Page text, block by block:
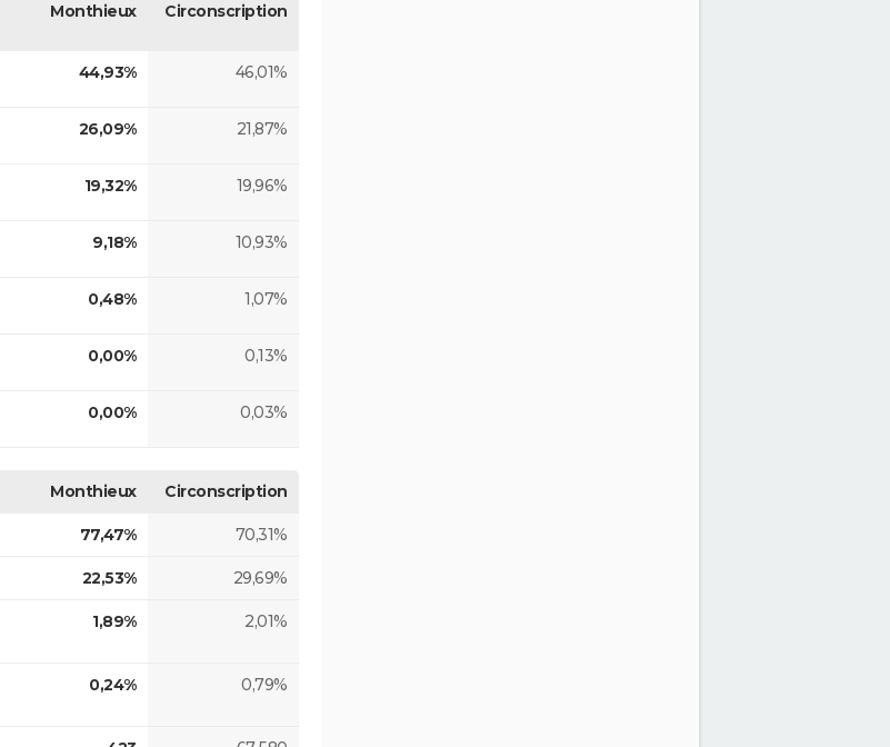
Monthieux Circonscription
44,93% 46,01%
26,09% 21,87%
19,32% 19,96%
9,18% 10,93%
0,48% 1,07%
0,00% 0,13%
0,00% 0,03%
Monthieux Circonscription
77,47% 70,31%
22,53% 29,69%
1,89% 2,01%
0,24% 0,79%